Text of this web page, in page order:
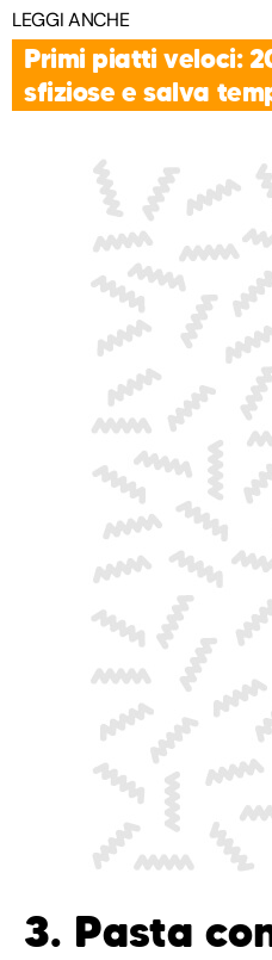
LEGGI ANCHE
Primi piatti veloci:
sfiziose e salva
3. Pasta